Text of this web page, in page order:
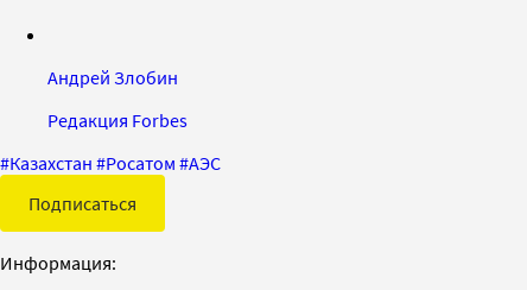
Андрей Злобин
Редакция Forbes
#Казахстан #Росатом #АЭС
Подписаться
Информация: